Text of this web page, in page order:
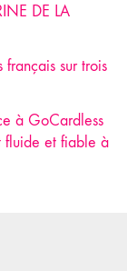
DE LA
sur trois
à GoCardless
fluide et fiable à